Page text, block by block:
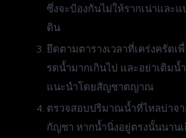
ซึ่งจะป้องกันไม่ให้รากเน่าและ
ดิน
ยึดตามตารางเวลาที่เคร่งครัดเ
รดน้ำมากเกินไป และอย่าเติมน้
แนะนำโดยสัญชาตญาณ
ตรวจสอบปริมาณน้ำที่ไหลบ่าจ
กัญชา หากน้ำนิ่งอยู่ตรงนั้นนาน